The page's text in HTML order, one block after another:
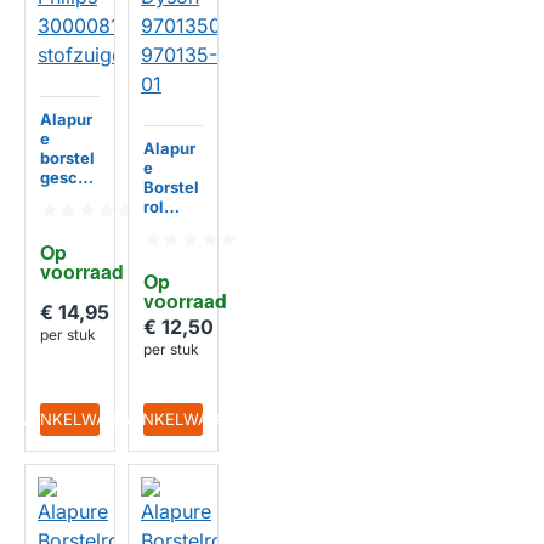
Op
voorraad
Alapur
e
borstel
geschi
8175111
stofzui
€ 14,95
per stuk
IN WINKELWAGEN
HUISMERK
Op
voorraad
Alapur
e
Borstel
rol
970135
01,
970135
-01
€ 12,50
per stuk
IN WINKELWAGEN